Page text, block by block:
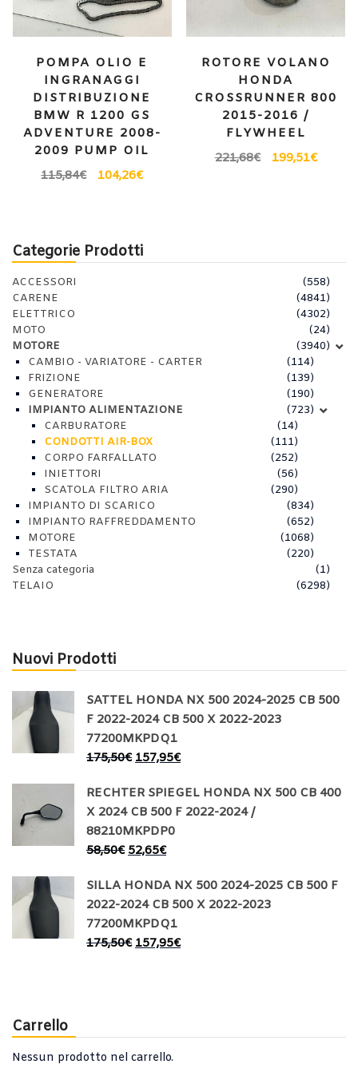
POMPA OLIO E
INGRANAGGI
DISTRIBUZIONE
BMW R 1200 GS
ADVENTURE 2008-
2009 PUMP OIL
115,84€ 104,26€
ROTORE VOLANO
HONDA
CROSSRUNNER 800
2015-2016 /
FLYWHEEL
221,68€ 199,51€
Categorie Prodotti
ACCESSORI
(558)
CARENE
(4841)
ELETTRICO
(4302)
MOTO
(24)
MOTORE
(3940)
CAMBIO - VARIATORE - CARTER
(114)
FRIZIONE
(139)
GENERATORE
(190)
IMPIANTO ALIMENTAZIONE
(723)
CARBURATORE
(14)
CONDOTTI AIR-BOX
(111)
CORPO FARFALLATO
(252)
INIETTORI
(56)
SCATOLA FILTRO ARIA
(290)
IMPIANTO DI SCARICO
(834)
IMPIANTO RAFFREDDAMENTO
(652)
MOTORE
(1068)
TESTATA
(220)
Senza categoria
(1)
TELAIO
(6298)
Nuovi Prodotti
SATTEL HONDA NX 500 2024-2025 CB 500
F 2022-2024 CB 500 X 2022-2023
77200MKPDQ1
175,50€ 157,95€
RECHTER SPIEGEL HONDA NX 500 CB 400
X 2024 CB 500 F 2022-2024 /
88210MKPDP0
58,50€ 52,65€
SILLA HONDA NX 500 2024-2025 CB 500 F
2022-2024 CB 500 X 2022-2023
77200MKPDQ1
175,50€ 157,95€
Carrello
Nessun prodotto nel carrello.